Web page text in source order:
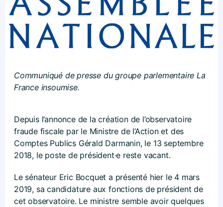
Communiqué de presse du groupe parlementaire La
France insoumise.
Depuis l’annonce de la création de l’observatoire
fraude fiscale par le Ministre de l’Action et des
Comptes Publics Gérald Darmanin, le 13 septembre
2018, le poste de président·e reste vacant.
Le sénateur Eric Bocquet a présenté hier le 4 mars
2019, sa candidature aux fonctions de président de
cet observatoire. Le ministre semble avoir quelques